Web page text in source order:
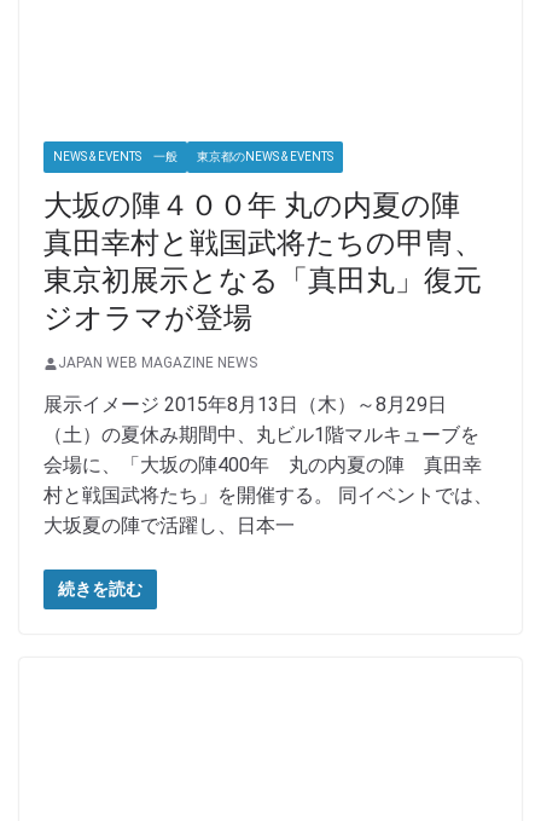
NEWS & EVENTS 一般 東京都のNEWS & EVENTS
大坂の陣４００年 丸の内夏の陣
真田幸村と戦国武将たちの甲冑、
東京初展示となる「真田丸」復元
ジオラマが登場
JAPAN WEB MAGAZINE NEWS
展示イメージ 2015年8月13日（木）～8月29日
（土）の夏休み期間中、丸ビル1階マルキューブを
会場に、「大坂の陣400年 丸の内夏の陣 真田幸
村と戦国武将たち」を開催する。 同イベントでは、
大坂夏の陣で活躍し、日本一
続きを読む